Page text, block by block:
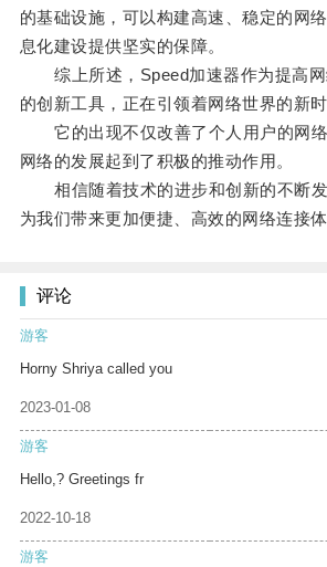
的基础设施，可以构建高速、稳定的网
息化建设提供坚实的保障。
综上所述，Speed加速器作为提高网
的创新工具，正在引领着网络世界的新时
它的出现不仅改善了个人用户的网络
网络的发展起到了积极的推动作用。
相信随着技术的进步和创新的不断发
为我们带来更加便捷、高效的网络连接体
评论
游客
Horny Shriya called you
2023-01-08
游客
Hello,? Greetings fr
2022-10-18
游客